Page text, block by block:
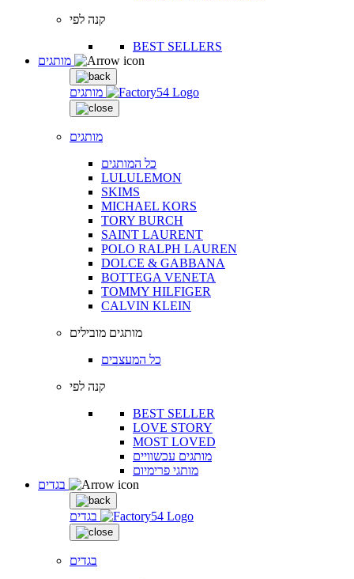
קנה לפי
BEST SELLERS
מותגים
מותגים
כל המותגים
LULULEMON
SKIMS
MICHAEL KORS
TORY BURCH
SAINT LAURENT
POLO RALPH LAUREN
DOLCE & GABBANA
BOTTEGA VENETA
TOMMY HILFIGER
CALVIN KLEIN
מותגים מובילים
כל המעצבים
קנה לפי
BEST SELLER
LOVE STORY
MOST LOVED
מותגים עכשוויים
מותגי פרימיום
בגדים
בגדים